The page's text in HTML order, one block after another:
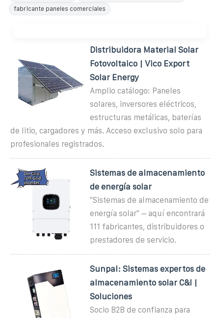
fabricante paneles comerciales
Distribuidora Material Solar
Fotovoltaico | Vico Export
Solar Energy
Amplio catálogo: Paneles
solares, inversores eléctricos,
estructuras metálicas, baterías
de litio, cargadores y más. Acceso exclusivo solo para
profesionales registrados.
Sistemas de almacenamiento
de energía solar
''Sistemas de almacenamiento de
energía solar'' – aquí encontrará
111 fabricantes, distribuidores o
prestadores de servicio.
Sunpal: Sistemas expertos de
almacenamiento solar C&I |
Soluciones
Socio B2B de confianza para